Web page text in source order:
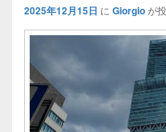
2025年12月15日 に Giorgioが